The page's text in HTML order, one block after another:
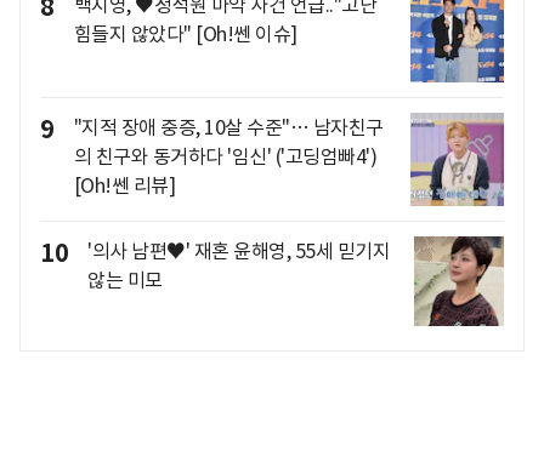
8
힘들지 않았다" [Oh!쎈 이슈]
9
"지적 장애 중증, 10살 수준"… 남자친구
의 친구와 동거하다 '임신' ('고딩엄빠4')
[Oh!쎈 리뷰]
10
'의사 남편♥' 재혼 윤해영, 55세 믿기지
않는 미모